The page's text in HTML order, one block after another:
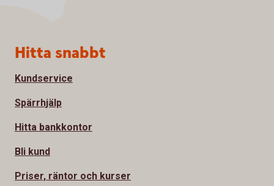
Sidfot
Hitta snabbt
Kundservice
Spärrhjälp
Hitta bankkontor
Bli kund
Priser, räntor och kurser